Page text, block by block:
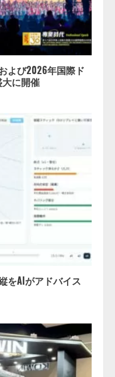
よび2026年国際ド
に開催
をAIがアドバイス